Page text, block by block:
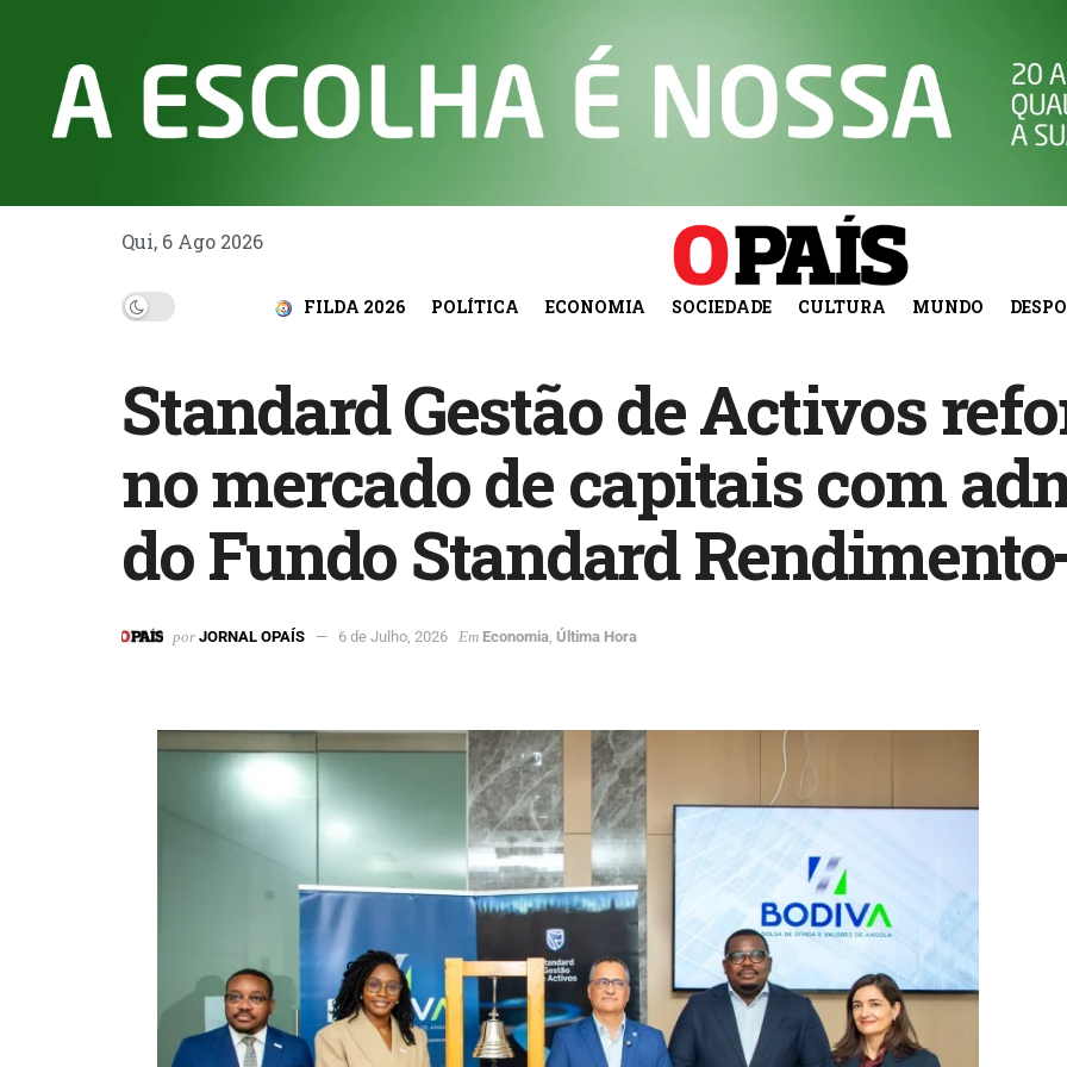
Qui, 6 Ago 2026
FILDA 2026 POLÍTICA ECONOMIA SOCIEDADE CULTURA MUNDO
Standard Gestão de Activos
no mercado de capitais com
do Fundo Standard
por JORNAL OPAÍS 6 de Julho, 2026 Em Economia, Última Hora